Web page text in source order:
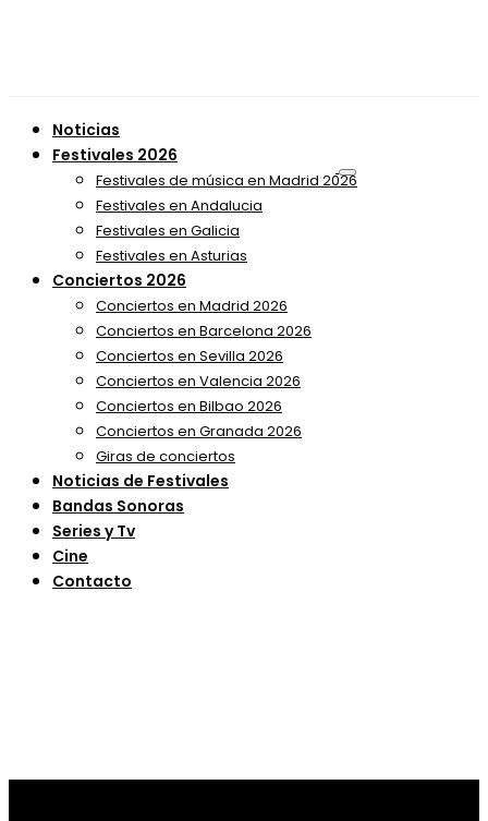
Noticias
Festivales 2026
Festivales de música en Madrid 2026
Festivales en Andalucia
Festivales en Galicia
Festivales en Asturias
Conciertos 2026
Conciertos en Madrid 2026
Conciertos en Barcelona 2026
Conciertos en Sevilla 2026
Conciertos en Valencia 2026
Conciertos en Bilbao 2026
Conciertos en Granada 2026
Giras de conciertos
Noticias de Festivales
Bandas Sonoras
Series y Tv
Cine
Contacto